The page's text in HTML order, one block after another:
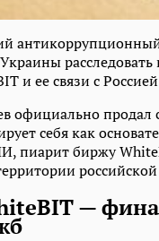
и ее связи с
официально
себя как
пиарит биржу
—